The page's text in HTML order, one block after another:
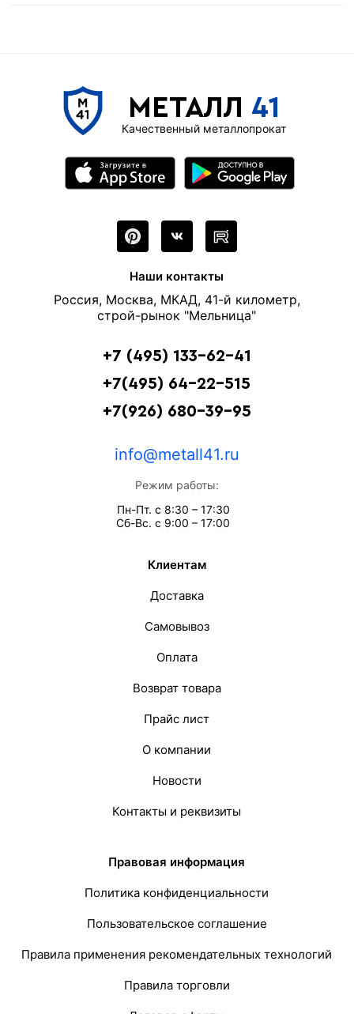
МЕТАЛЛ 41
Качественный металлопрокат
Наши контакты
Россия, Москва, МКАД, 41-й километр,
строй-рынок "Мельница"
+7 (495) 133-62-41
+7(495) 64-22-515
+7(926) 680-39-95
info@metall41.ru
Режим работы:
Пн-Пт. с 8:30 – 17:30
Сб-Вс. с 9:00 – 17:00
Клиентам
Доставка
Самовывоз
Оплата
Возврат товара
Прайс лист
О компании
Новости
Контакты и реквизиты
Правовая информация
Политика конфиденциальности
Пользовательское соглашение
Правила применения рекомендательных технологий
Правила торговли